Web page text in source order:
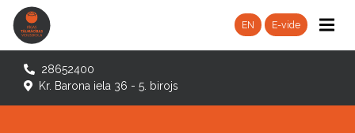
EN E-vide
28652400
Kr. Barona iela 36 - 5. birojs